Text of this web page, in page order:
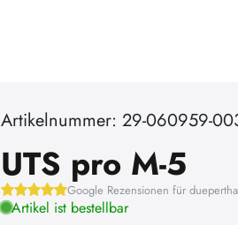
Artikelnummer: 29-060959-
UTS pro M-5
Google Rezensionen für
Artikel ist bestellbar